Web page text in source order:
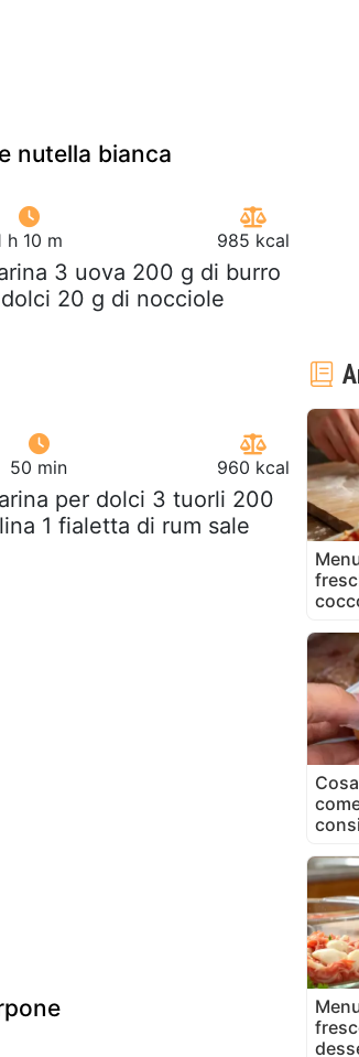
nutella bianca
h 10 m 985 kcal
3 uova 200 g di burro
20 g di nocciole
50 min 960 kcal
per dolci 3 tuorli 200
1 fialetta di rum sale